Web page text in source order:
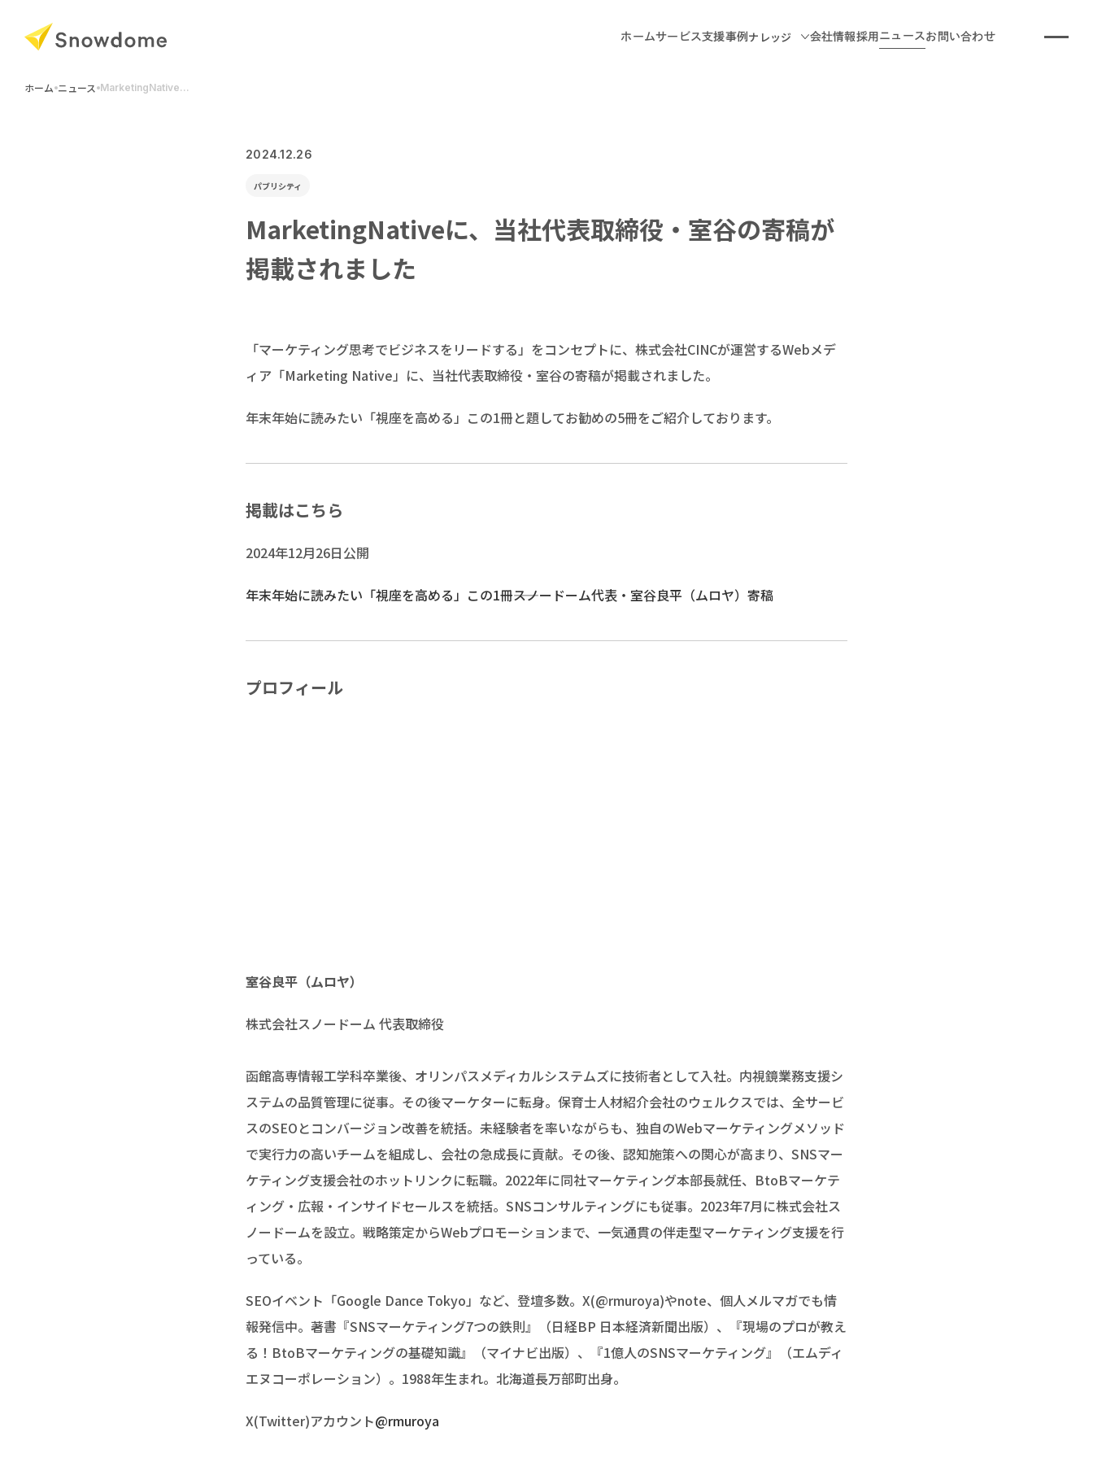
ホームサービス支援事例 ナレッジ 会社情報採用 ニュースお問い合わせ
ホーム ニュース MarketingNative...
2024.12.26
パブリシティ
MarketingNativeに、当社代表取締役・室谷の寄稿が
掲載されました
「マーケティング思考でビジネスをリードする」をコンセプトに、株式会社CINCが運営するWebメデ
ィア「Marketing Native」に、当社代表取締役・室谷の寄稿が掲載されました。
年末年始に読みたい「視座を高める」この1冊と題してお勧めの5冊をご紹介しております。
掲載はこちら
2024年12月26日公開
年末年始に読みたい「視座を高める」この1冊――スノードーム代表・室谷良平（ムロヤ）寄稿
プロフィール
室谷良平（ムロヤ）
株式会社スノードーム 代表取締役
函館高専情報工学科卒業後、オリンパスメディカルシステムズに技術者として入社。内視鏡業務支援シ
ステムの品質管理に従事。その後マーケターに転身。保育士人材紹介会社のウェルクスでは、全サービ
スのSEOとコンバージョン改善を統括。未経験者を率いながらも、独自のWebマーケティングメソッド
で実行力の高いチームを組成し、会社の急成長に貢献。その後、認知施策への関心が高まり、SNSマー
ケティング支援会社のホットリンクに転職。2022年に同社マーケティング本部長就任、BtoBマーケテ
ィング・広報・インサイドセールスを統括。SNSコンサルティングにも従事。2023年7月に株式会社ス
ノードームを設立。戦略策定からWebプロモーションまで、一気通貫の伴走型マーケティング支援を行
っている。
SEOイベント「Google Dance Tokyo」など、登壇多数。X(@rmuroya)やnote、個人メルマガでも情
報発信中。著書『SNSマーケティング7つの鉄則』（日経BP 日本経済新聞出版）、『現場のプロが教え
る！BtoBマーケティングの基礎知識』（マイナビ出版）、『1億人のSNSマーケティング』（エムディ
エヌコーポレーション）。1988年生まれ。北海道長万部町出身。
X(Twitter)アカウント@rmuroya